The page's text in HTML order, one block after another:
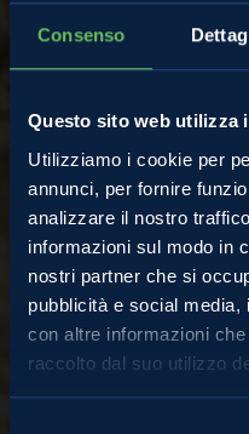
Consenso
Questo sito web utilizza
Utilizziamo i cookie per
annunci, per fornire
analizzare il nostro
informazioni sul modo in
nostri partner che si
pubblicità e social media,
con altre informazioni
raccolto dal suo utilizzo
Ricette